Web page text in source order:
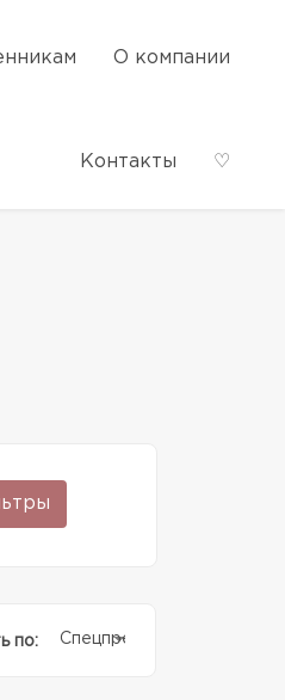
О компании
Контакты ♡
по: Спецпредолжение